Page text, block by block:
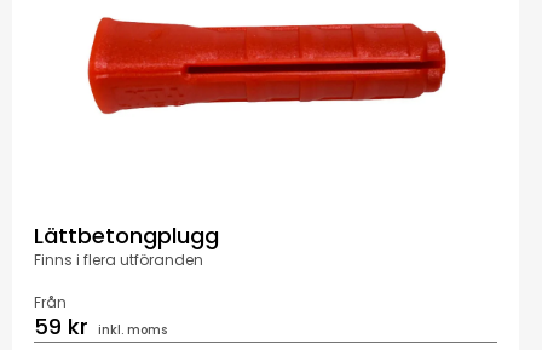
Lättbetongplugg
Finns i flera utföranden
Från
59 kr inkl. moms